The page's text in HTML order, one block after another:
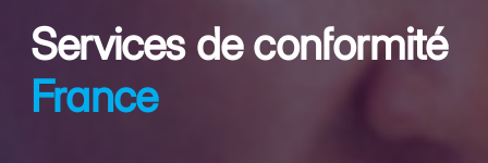
Services de conformité
France